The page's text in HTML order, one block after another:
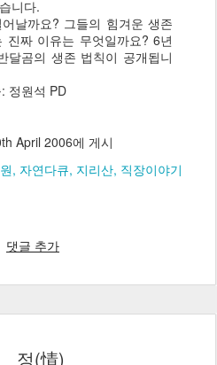
니다.
날까요? 그들의 힘겨운 생존
짜 이유는 무엇일까요? 6년
달곰의 생존 법칙이 공개됩니
정원석 PD
April 2006에 게시
자연다큐 지리산 직장이야기
댓글 추가
정(情)